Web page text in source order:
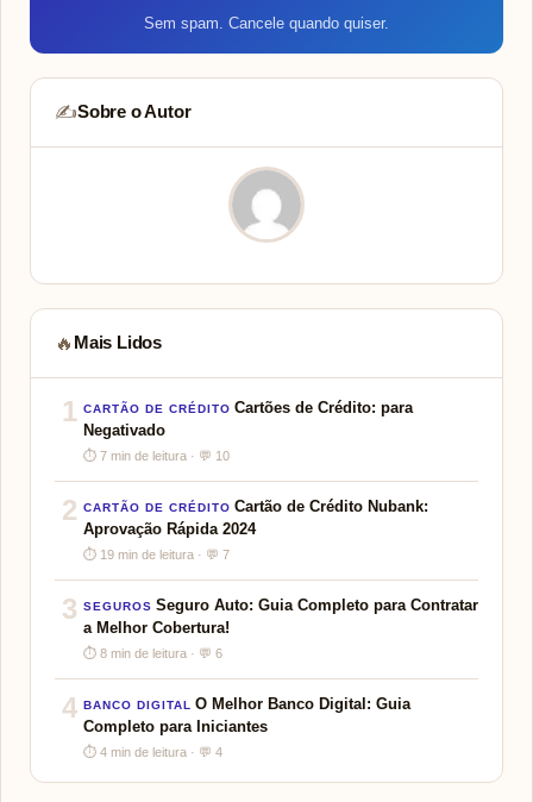
Sem spam. Cancele quando quiser.
✍️Sobre o Autor
🔥 Mais Lidos
1 CARTÃO DE CRÉDITO Cartões de Crédito: para
Negativado
⏱ 7 min de leitura · 💬 10
2 CARTÃO DE CRÉDITO Cartão de Crédito Nubank:
Aprovação Rápida 2024
⏱ 19 min de leitura · 💬 7
3 SEGUROS Seguro Auto: Guia Completo para Contratar
a Melhor Cobertura!
⏱ 8 min de leitura · 💬 6
4 BANCO DIGITAL O Melhor Banco Digital: Guia
Completo para Iniciantes
⏱ 4 min de leitura · 💬 4